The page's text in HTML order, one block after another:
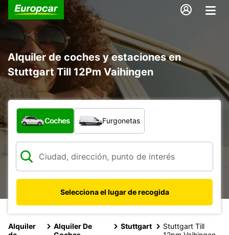
Alquiler de coches y estaciones en
Stuttgart Till 12Pm Vaihingen
¿Qué tipo de vehículo?
Coches Furgonetas
Selecciona el lugar de recogida
Alquiler
Alquiler De
Stuttgart
Stuttgart Till